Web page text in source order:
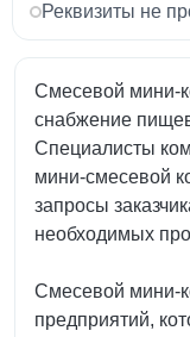
Реквизиты не
Смесевой мини-
снабжение
Специалисты
мини-смесевой
запросы
необходимых
Смесевой мини-
предприятий,